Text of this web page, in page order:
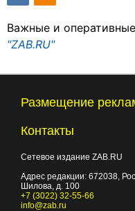
Важные и
"ZAB.RU"
Размещение
Контакты
Сетевое издание ZAB.RU
Адрес редакции: 672038 ,
Шилова, д. 100
+7 (3022) 32-55-66
info@zab.ru